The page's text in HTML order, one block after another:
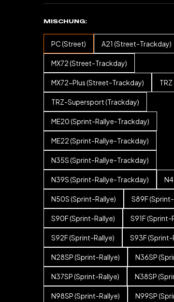
MISCHUNG
PC (Street) A21 (Street-Trackday)
MX72 (Street-Trackday)
MX72-Plus (Street-Trackday)
TRZ-Supersport (Trackday)
ME20 (Sprint-Rallye-Trackday)
ME22 (Sprint-Rallye-Trackday)
N35S (Sprint-Rallye-Trackday)
N39S (Sprint-Rallye-Trackday)
N50S (Sprint-Rallye) S89F
S90F (Sprint-Rallye) S91F (Sprint-
S92F (Sprint-Rallye) S93F (Sprint-
N28SP (Sprint-Rallye) N36SP
N37SP (Sprint-Rallye) N38SP
N98SP (Sprint-Rallye) N99SP